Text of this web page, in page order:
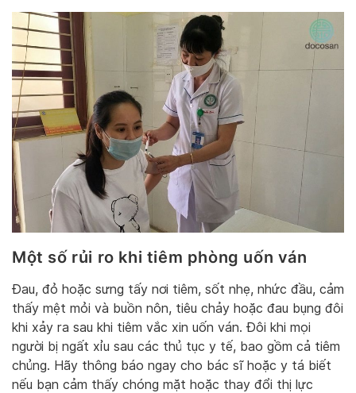
Một số rủi ro khi tiêm phòng uốn ván
Đau, đỏ hoặc sưng tấy nơi tiêm, sốt nhẹ, nhức đầu, cảm
thấy mệt mỏi và buồn nôn, tiêu chảy hoặc đau bụng đôi
khi xảy ra sau khi tiêm vắc xin uốn ván. Đôi khi mọi
người bị ngất xỉu sau các thủ tục y tế, bao gồm cả tiêm
chủng. Hãy thông báo ngay cho bác sĩ hoặc y tá biết
nếu bạn cảm thấy chóng mặt hoặc thay đổi thị lực